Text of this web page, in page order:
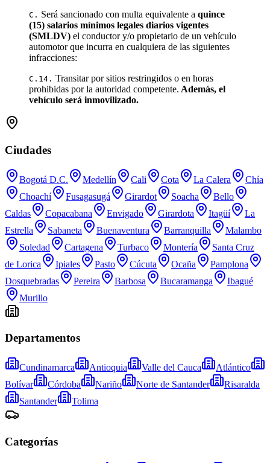
C. Será sancionado con multa equivalente a quince
(15) salarios mínimos legales diarios vigentes
(SMLDV) el conductor y/o propietario de un vehículo
automotor que incurra en cualquiera de las siguientes
infracciones:
C.14. Transitar por sitios restringidos o en horas
prohibidas por la autoridad competente. Además, el
vehículo será inmovilizado.
Ciudades
Bogotá D.C. Medellín Cali Cota La Calera
Chía
Choachí
Fusagasugá Girardot Soacha
Bello
Caldas
Copacabana Envigado Girardota Itagüí
La
Estrella
Sabaneta Buenaventura Barranquilla
Malambo
Soledad
Cartagena Turbaco Montería
Santa Cruz
de Lorica
Ipiales Pasto Cúcuta Ocaña
Pamplona
Dosquebradas
Pereira Barbosa Bucaramanga
Ibagué
Murillo
Departamentos
Cundinamarca Antioquia Valle del Cauca
Atlántico
Bolívar
Córdoba Nariño Norte de Santander
Risaralda
Santander
Tolima
Categorías